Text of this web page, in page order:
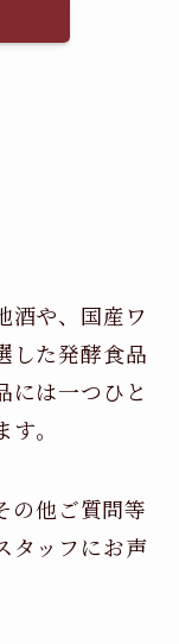
酒や、国産ワ
した発酵食品
には一つひと
。
の他ご質問等
タッフにお声